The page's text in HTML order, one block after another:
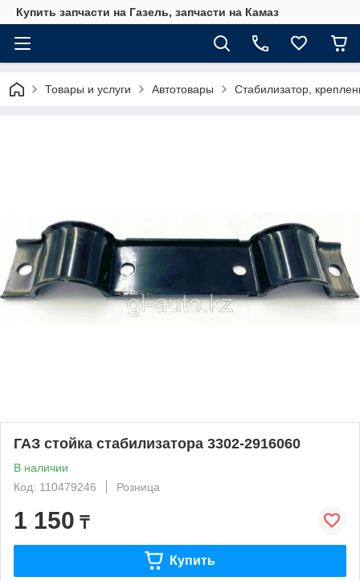
Купить запчасти на Газель, запчасти на Камаз
Товары и услуги Автотовары Стабилизатор,
ГАЗ стойка стабилизатора 3302-2916060
В наличии
Код: 110479246
Розница
1 150 ₸
Купить